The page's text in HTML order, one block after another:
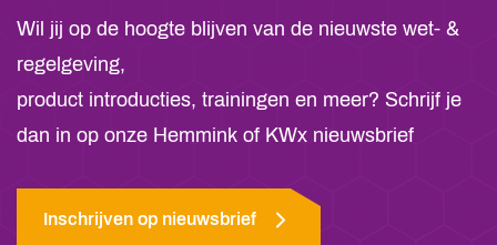
Wil jij op de hoogte blijven van de nieuwste wet- &
regelgeving,
product introducties, trainingen en meer? Schrijf je
dan in op onze Hemmink of KWx nieuwsbrief
Inschrijven op nieuwsbrief